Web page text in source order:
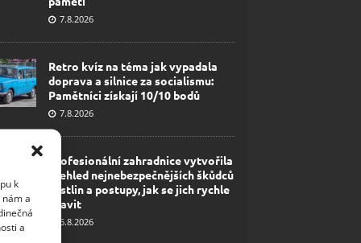
k
a
a
7.8.2026
Retro kvíz na téma jak vypadala
doprava a silnice za socialismu:
Pamětníci získají 10/10 bodů
7.8.2026
Profesionální zahradnice vytvořila
přehled nejnebezpečnějších škůdců
rostlin a postupy, jak se jich rychle
zbavit
6.8.2026